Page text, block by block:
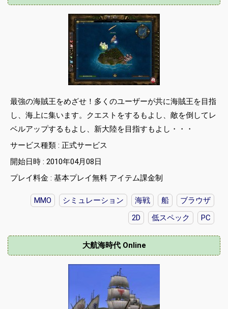
最強の海賊王をめざせ！多くのユーザーが共に海賊王を目指
し、海上に集います。クエストをするもよし、敵を倒してレ
ベルアップするもよし、新大陸を目指すもよし・・・
サービス種類 : 正式サービス
開始日時 : 2010年04月08日
プレイ料金 : 基本プレイ無料 アイテム課金制
MMO シミュレーション 海戦 船
ブラウザ
2D
低スペック PC
大航海時代 Online